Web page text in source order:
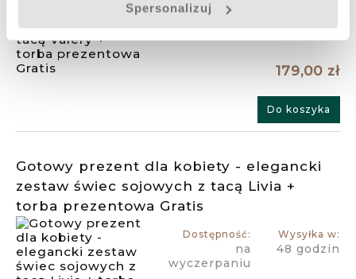
Spersonalizuj
179,00 zł
Do koszyka
Gotowy prezent dla kobiety - elegancki
zestaw świec sojowych z tacą Livia +
torba prezentowa Gratis
Dostępność:
na
wyczerpaniu
Wysyłka w:
48 godzin